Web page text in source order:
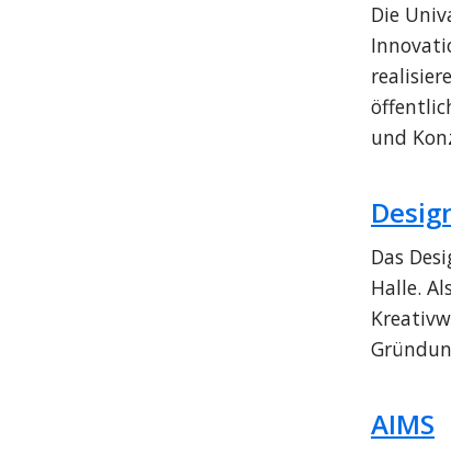
Die
und
Das
Halle.
AIMS